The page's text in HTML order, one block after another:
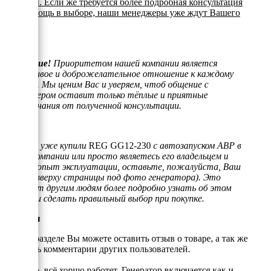
или помощь в выборе, наши менеджеры уже ждут Вашего
Внимание! Приоритетом нашей компании является
отзывчивое и доброжелательное отношение к каждому
клиенту. Мы ценим Вас и уверяем, чтоб общение с
менеджером оставит только тёплые и приятные
воспоминания от полученной консультации.
Если Вы уже купили REG GG12-230 с автозапуском АВР в
нашей компании или просто являетесь его владельцем и
имеете опыт эксплуатации, оставьте, пожалуйста, Ваш
отзыв (вверху страницы под фото генератора). Это
поможет другим людям более подробно узнать об этом
товаре и сделать правильный выбор при покупке.
Отзывы
В этом разделе Вы можете оставить отзыв о товаре, а так же
почитать комментарии других пользователей.